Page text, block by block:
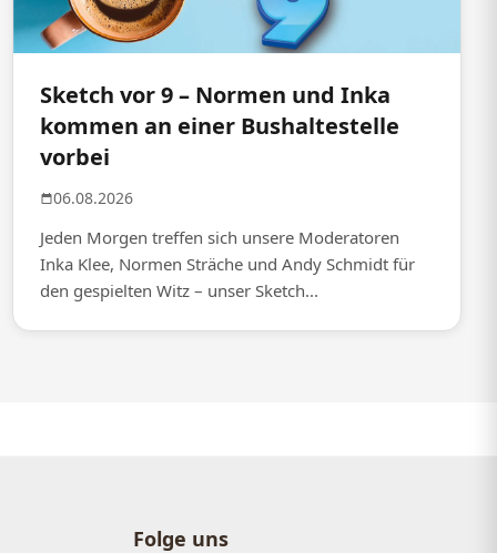
Sketch vor 9 – Normen und Inka
kommen an einer Bushaltestelle
vorbei
06.08.2026
Jeden Morgen treffen sich unsere Moderatoren
Inka Klee, Normen Sträche und Andy Schmidt für
den gespielten Witz – unser Sketch...
Folge uns